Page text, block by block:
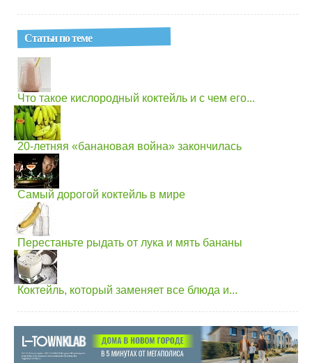
Статьи по теме
Что такое кислородный коктейль и с чем его...
20-летняя «банановая война» закончилась
Самый дорогой коктейль в мире
Перестаньте рыдать от лука и мять бананы
Коктейль, который заменяет все блюда и...